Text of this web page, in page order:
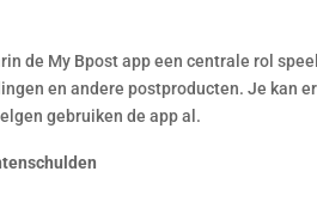
de My Bpost app een centrale rol
en andere postproducten. Je kan
gebruiken de app al.